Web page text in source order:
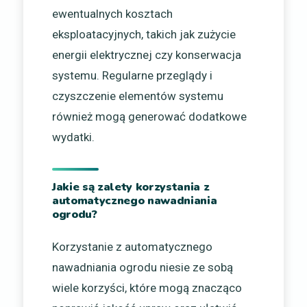
ewentualnych kosztach
eksploatacyjnych, takich jak zużycie
energii elektrycznej czy konserwacja
systemu. Regularne przeglądy i
czyszczenie elementów systemu
również mogą generować dodatkowe
wydatki.
Jakie są zalety korzystania z
automatycznego nawadniania
ogrodu?
Korzystanie z automatycznego
nawadniania ogrodu niesie ze sobą
wiele korzyści, które mogą znacząco